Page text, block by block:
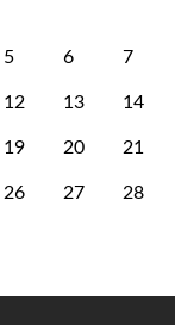
5 6 7
12 13 14
19 20 21
26 27 28